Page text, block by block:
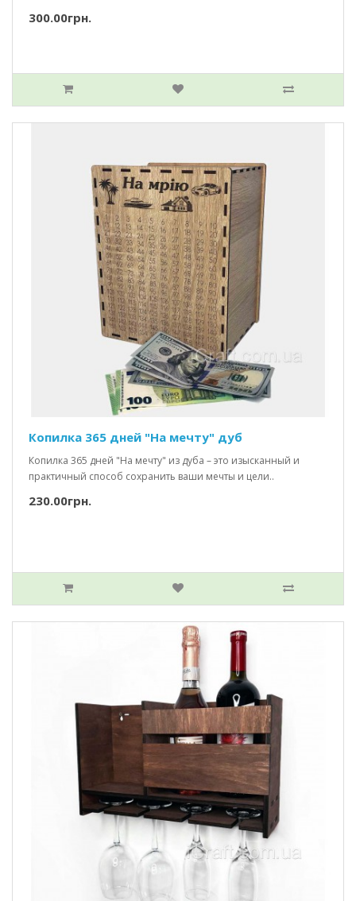
300.00грн.
Копилка 365 дней "На мечту" дуб
Копилка 365 дней "На мечту" из дуба – это изысканный и
практичный способ сохранить ваши мечты и цели..
230.00грн.